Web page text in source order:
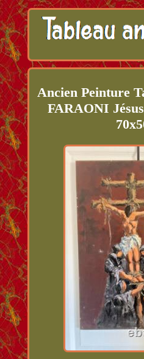
Ancien Peinture
FARAONI